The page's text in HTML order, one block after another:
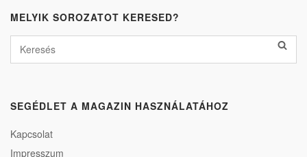
MELYIK SOROZATOT KERESED?
SEGÉDLET A MAGAZIN HASZNÁLATÁHOZ
Kapcsolat
Impresszum